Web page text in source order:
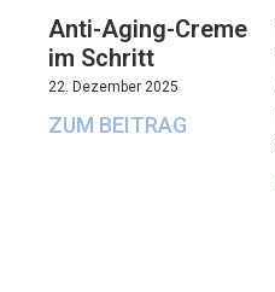
Anti-Aging-Creme
im Schritt
22. Dezember 2025
ZUM BEITRAG